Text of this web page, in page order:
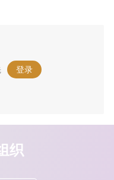
登录 。
织